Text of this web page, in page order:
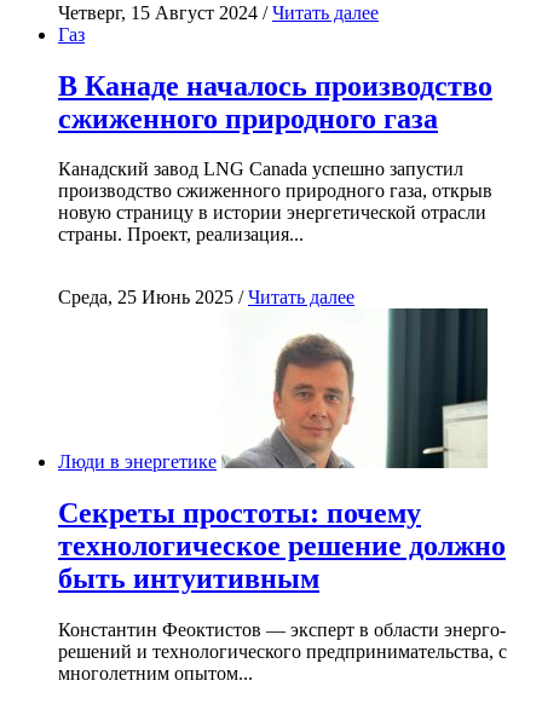
Четверг, 15 Август 2024 /Читать далее
Газ
В Канаде началось производство
сжиженного природного газа
Канадский завод LNG Canada успешно запустил
производство сжиженного природного газа, открыв
новую страницу в истории энергетической отрасли
страны. Проект, реализация...
Среда, 25 Июнь 2025 /Читать далее
Люди в энергетике
Секреты простоты: почему
технологическое решение должно
быть интуитивным
Константин Феоктистов — эксперт в области энерго-
решений и технологического предпринимательства, с
многолетним опытом...